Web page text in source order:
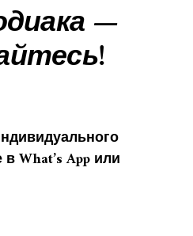
—
What’s App или